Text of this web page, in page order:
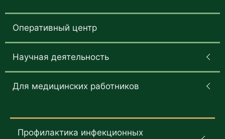
Оперативный центр
Научная деятельность
Для медицинских работников
Профилактика инфекционных